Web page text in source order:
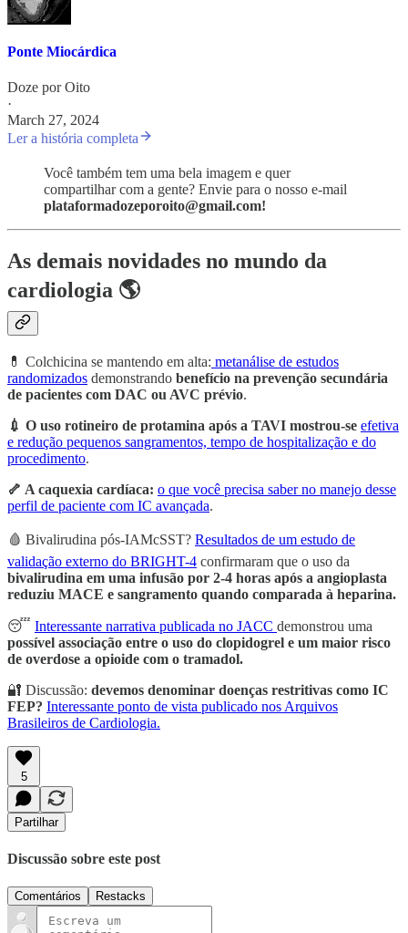
Ponte Miocárdica
Doze por Oito
·
March 27, 2024
Ler a história completa
Você também tem uma bela imagem e quer
compartilhar com a gente? Envie para o nosso e-mail
plataformadozeporoito@gmail.com!
As demais novidades no mundo da
cardiologia 🌎
💊 Colchicina se mantendo em alta: metanálise de estudos
randomizados demonstrando benefício na prevenção secundária
de pacientes com DAC ou AVC prévio.
💉 O uso rotineiro de protamina após a TAVI mostrou-se efetiva
e redução pequenos sangramentos, tempo de hospitalização e do
procedimento.
🦴 A caquexia cardíaca: o que você precisa saber no manejo desse
perfil de paciente com IC avançada.
🩸 Bivalirudina pós-IAMcSST? Resultados de um estudo de
validação externo do BRIGHT-4 confirmaram que o uso da
bivalirudina em uma infusão por 2-4 horas após a angioplasta
reduziu MACE e sangramento quando comparada à heparina.
😴 Interessante narrativa publicada no JACC demonstrou uma
possível associação entre o uso do clopidogrel e um maior risco
de overdose a opioide com o tramadol.
🔐 Discussão: devemos denominar doenças restritivas como IC
FEP? Interessante ponto de vista publicado nos Arquivos
Brasileiros de Cardiologia.
5
Partilhar
Discussão sobre este post
Comentários Restacks